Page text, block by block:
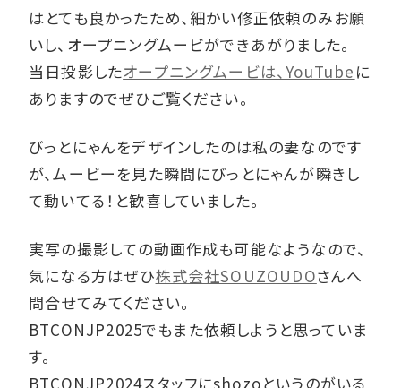
はとても良かったため、細かい修正依頼のみお願
いし、オープニングムービができあがりました。
当日投影したオープニングムービは、YouTube に
ありますのでぜひご覧ください。
びっとにゃんをデザインしたのは私の妻なのです
が、ムービーを見た瞬間にびっとにゃんが瞬きし
て動いてる！と歓喜していました。
実写の撮影しての動画作成も可能なようなので、
気になる方はぜひ株式会社SOUZOUDOさんへ
問合せてみてください。
BTCONJP2025でもまた依頼しようと思っていま
す。
BTCONJP2024スタッフにshozoというのがいる